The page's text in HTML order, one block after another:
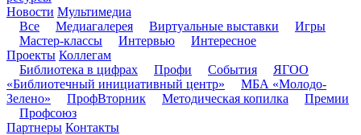
Новости Мультимедиа
Все
Медиагалерея Виртуальные выставки
Игры
Мастер-классы
Интервью
Интересное
Проекты Коллегам
Библиотека в цифрах
Профи События
ЯГОО
«Библиотечный инициативный центр»
МБА «Молодо-
Зелено»
ПрофВторник Методическая копилка
Премии
Профсоюз
Партнеры Контакты